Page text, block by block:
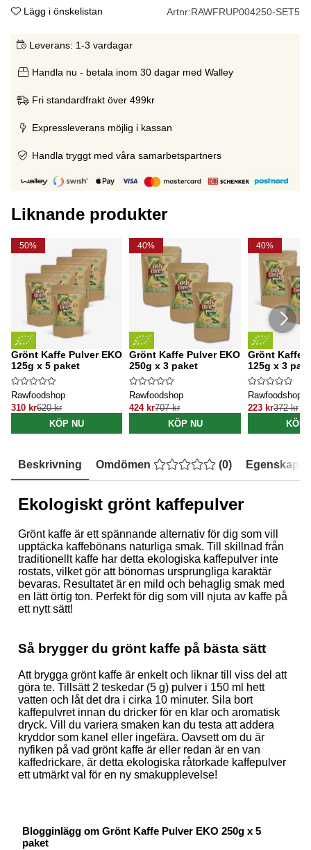
Lägg i önskelistan Artnr:RAWFRUP004250-SET5
Leverans: 1-3 vardagar
Handla nu - betala inom 30 dagar med Walley
Fri standardfrakt över 499kr
Expressleverans möjlig i kassan
Handla tryggt med våra samarbetspartners
Liknande produkter
50%
Grönt Kaffe Pulver EKO
125g x 5 paket
Rawfoodshop
310 kr620 kr
KÖP NU
40%
Grönt Kaffe Pulver EKO
250g x 3 paket
Rawfoodshop
424 kr707 kr
KÖP NU
40%
Grönt Kaffe
125g x 3
Rawfoodshop
223 kr372 kr
KÖP
Beskrivning Omdömen (0) Egenskaper
Ekologiskt grönt kaffepulver
Grönt kaffe är ett spännande alternativ för dig som vill
upptäcka kaffebönans naturliga smak. Till skillnad från
traditionellt kaffe har detta ekologiska kaffepulver inte
rostats, vilket gör att bönornas ursprungliga karaktär
bevaras. Resultatet är en mild och behaglig smak med
en lätt örtig ton. Perfekt för dig som vill njuta av kaffe på
ett nytt sätt!
Så brygger du grönt kaffe på bästa sätt
Att brygga grönt kaffe är enkelt och liknar till viss del att
göra te. Tillsätt 2 teskedar (5 g) pulver i 150 ml hett
vatten och låt det dra i cirka 10 minuter. Sila bort
kaffepulvret innan du dricker för en klar och aromatisk
dryck. Vill du variera smaken kan du testa att addera
kryddor som kanel eller ingefära. Oavsett om du är
nyfiken på vad grönt kaffe är eller redan är en van
kaffedrickare, är detta ekologiska råtorkade kaffepulver
ett utmärkt val för en ny smakupplevelse!
Blogginlägg om Grönt Kaffe Pulver EKO 250g x 5
paket